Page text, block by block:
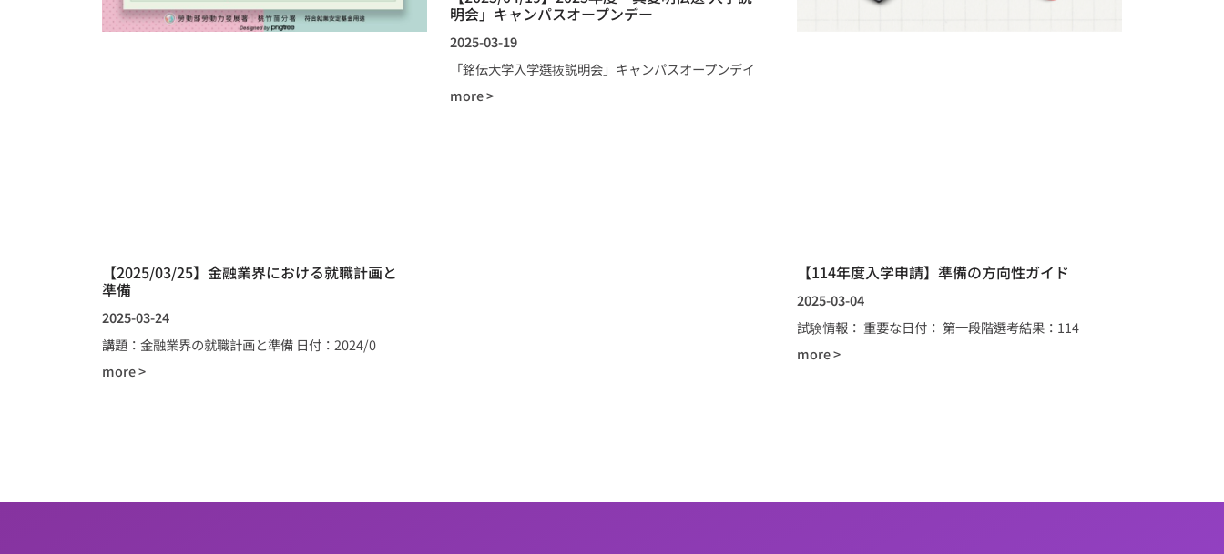
【2025/03/25】金融業界における就職計画と
準備
2025-03-24
講題：金融業界の就職計画と準備 日付：2024/0
more >
明会」キャンパスオープンデー
2025-03-19
「銘伝大学入学選抜説明会」キャンパスオープンデイ
more >
【114年度入学申請】準備の方向性ガイド
2025-03-04
試験情報： 重要な日付： 第一段階選考結果：114
more >